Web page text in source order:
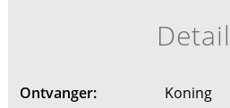
Ontvanger:
Koning